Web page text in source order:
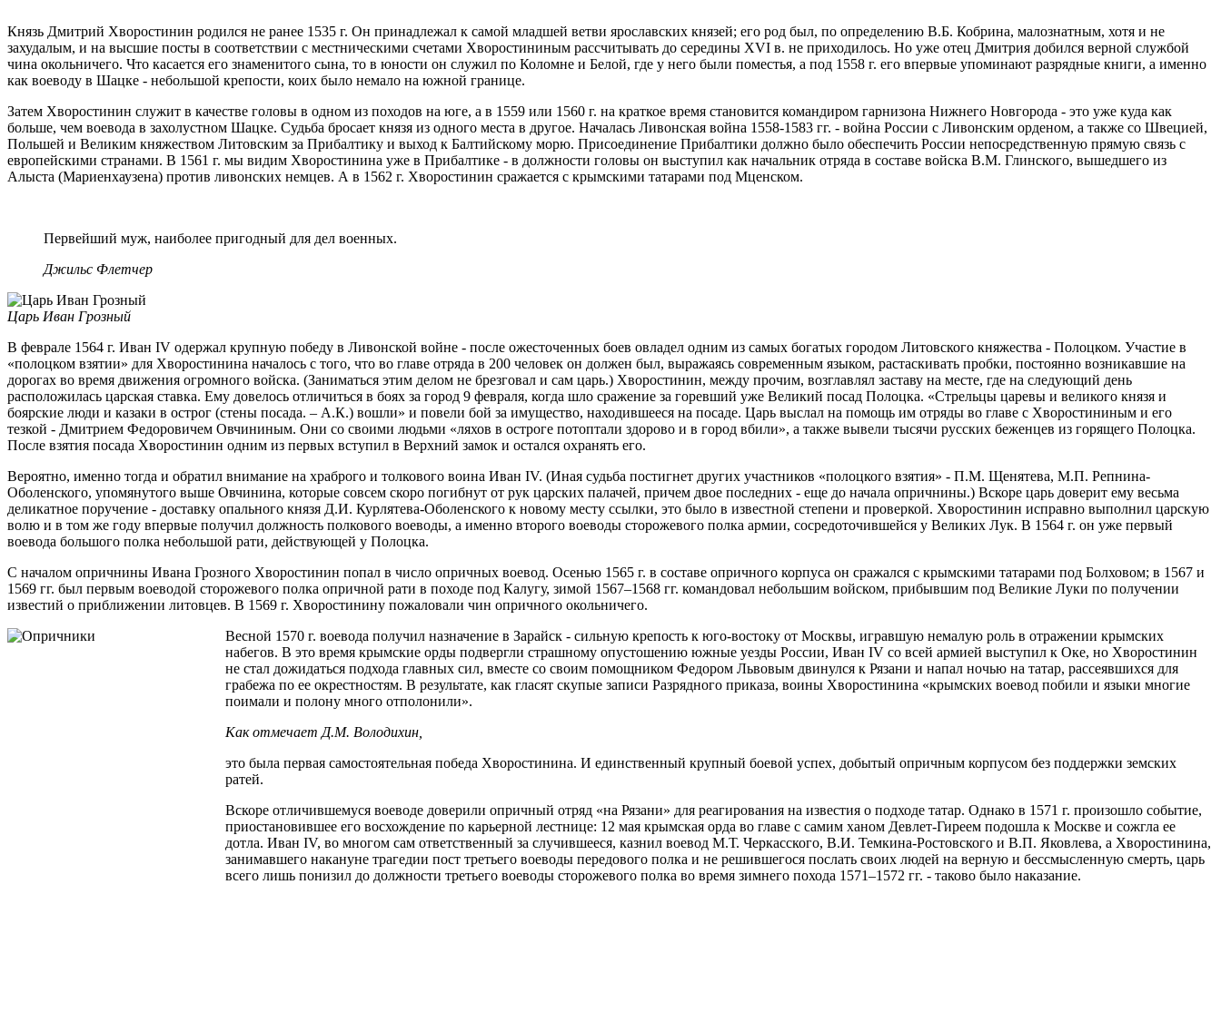
Князь Дмитрий Хворостинин родился не ранее 1535 г. Он принадлежал к самой младшей ветви ярославских князей; его род был, по определению В.Б. Кобрина, малознатным, хотя и не
захудалым, и на высшие посты в соответствии с местническими счетами Хворостининым рассчитывать до середины XVI в. не приходилось. Но уже отец Дмитрия добился верной службой
чина окольничего. Что касается его знаменитого сына, то в юности он служил по Коломне и Белой, где у него были поместья, а под 1558 г. его впервые упоминают разрядные книги, а именно
как воеводу в Шацке - небольшой крепости, коих было немало на южной границе.
Затем Хворостинин служит в качестве головы в одном из походов на юге, а в 1559 или 1560 г. на краткое время становится командиром гарнизона Нижнего Новгорода - это уже куда как
больше, чем воевода в захолустном Шацке. Судьба бросает князя из одного места в другое. Началась Ливонская война 1558-1583 гг. - война России с Ливонским орденом, а также со Швецией,
Польшей и Великим княжеством Литовским за Прибалтику и выход к Балтийскому морю. Присоединение Прибалтики должно было обеспечить России непосредственную прямую связь с
европейскими странами. В 1561 г. мы видим Хворостинина уже в Прибалтике - в должности головы он выступил как начальник отряда в составе войска В.М. Глинского, вышедшего из
Алыста (Мариенхаузена) против ливонских немцев. А в 1562 г. Хворостинин сражается с крымскими татарами под Мценском.
Первейший муж, наиболее пригодный для дел военных.
Джильс Флетчер
Царь Иван Грозный
В феврале 1564 г. Иван IV одержал крупную победу в Ливонской войне - после ожесточенных боев овладел одним из самых богатых городом Литовского княжества - Полоцком. Участие в
«полоцком взятии» для Хворостинина началось с того, что во главе отряда в 200 человек он должен был, выражаясь современным языком, растаскивать пробки, постоянно возникавшие на
дорогах во время движения огромного войска. (Заниматься этим делом не брезговал и сам царь.) Хворостинин, между прочим, возглавлял заставу на месте, где на следующий день
расположилась царская ставка. Ему довелось отличиться в боях за город 9 февраля, когда шло сражение за горевший уже Великий посад Полоцка. «Стрельцы царевы и великого князя и
боярские люди и казаки в острог (стены посада. – А.К.) вошли» и повели бой за имущество, находившееся на посаде. Царь выслал на помощь им отряды во главе с Хворостининым и его
тезкой - Дмитрием Федоровичем Овчининым. Они со своими людьми «ляхов в остроге потоптали здорово и в город вбили», а также вывели тысячи русских беженцев из горящего Полоцка.
После взятия посада Хворостинин одним из первых вступил в Верхний замок и остался охранять его.
Вероятно, именно тогда и обратил внимание на храброго и толкового воина Иван IV. (Иная судьба постигнет других участников «полоцкого взятия» - П.М. Щенятева, М.П. Репнина-
Оболенского, упомянутого выше Овчинина, которые совсем скоро погибнут от рук царских палачей, причем двое последних - еще до начала опричнины.) Вскоре царь доверит ему весьма
деликатное поручение - доставку опального князя Д.И. Курлятева-Оболенского к новому месту ссылки, это было в известной степени и проверкой. Хворостинин исправно выполнил царскую
волю и в том же году впервые получил должность полкового воеводы, а именно второго воеводы сторожевого полка армии, сосредоточившейся у Великих Лук. В 1564 г. он уже первый
воевода большого полка небольшой рати, действующей у Полоцка.
С началом опричнины Ивана Грозного Хворостинин попал в число опричных воевод. Осенью 1565 г. в составе опричного корпуса он сражался с крымскими татарами под Болховом; в 1567 и
1569 гг. был первым воеводой сторожевого полка опричной рати в походе под Калугу, зимой 1567–1568 гг. командовал небольшим войском, прибывшим под Великие Луки по получении
известий о приближении литовцев. В 1569 г. Хворостинину пожаловали чин опричного окольничего.
Весной 1570 г. воевода получил назначение в Зарайск - сильную крепость к юго-востоку от Москвы, игравшую немалую роль в отражении крымских
набегов. В это время крымские орды подвергли страшному опустошению южные уезды России, Иван IV со всей армией выступил к Оке, но Хворостинин
не стал дожидаться подхода главных сил, вместе со своим помощником Федором Львовым двинулся к Рязани и напал ночью на татар, рассеявшихся для
грабежа по ее окрестностям. В результате, как гласят скупые записи Разрядного приказа, воины Хворостинина «крымских воевод побили и языки многие
поимали и полону много отполонили».
Как отмечает Д.М. Володихин,
это была первая самостоятельная победа Хворостинина. И единственный крупный боевой успех, добытый опричным корпусом без поддержки земских
ратей.
Вскоре отличившемуся воеводе доверили опричный отряд «на Рязани» для реагирования на известия о подходе татар. Однако в 1571 г. произошло событие,
приостановившее его восхождение по карьерной лестнице: 12 мая крымская орда во главе с самим ханом Девлет-Гиреем подошла к Москве и сожгла ее
дотла. Иван IV, во многом сам ответственный за случившееся, казнил воевод М.Т. Черкасского, В.И. Темкина-Ростовского и В.П. Яковлева, а Хворостинина,
занимавшего накануне трагедии пост третьего воеводы передового полка и не решившегося послать своих людей на верную и бессмысленную смерть, царь
всего лишь понизил до должности третьего воеводы сторожевого полка во время зимнего похода 1571–1572 гг. - таково было наказание.